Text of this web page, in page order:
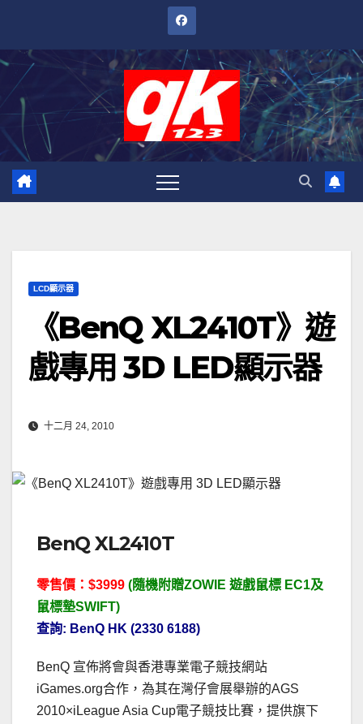
內
LCD顯示器
《BenQ XL2410T》遊
戲專用 3D LED顯示器
十二月 24, 2010
BenQ XL2410T
零售價：$3999 (隨機附贈ZOWIE 遊戲鼠標 EC1及
鼠標墊SWIFT)
查詢: BenQ HK (2330 6188)
BenQ 宣佈將會與香港專業電子競技網站
iGames.org合作，為其在灣仔會展舉辦的AGS
2010×iLeague Asia Cup電子競技比賽，提供旗下